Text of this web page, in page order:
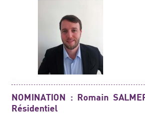
NOMINATION : Romain
Résidentiel